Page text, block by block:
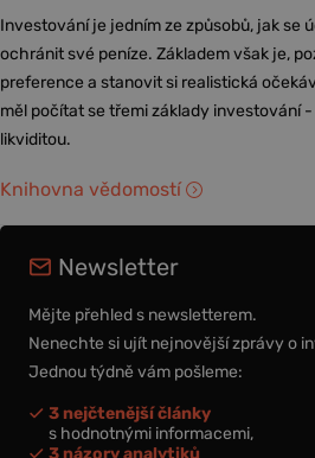
Investování je jedním ze způsobů, jak se
ochránit své peníze. Základem však je,
preference a stanovit si realistická
měl počítat se třemi základy investování
likviditou.
Knihovna vědomostí
Newsletter
Mějte přehled s newsletterem.
Nenechte si ujít nejnovější zprávy o
Jednou týdně vám pošleme:
3 nejčtenější články
s hodnotnými informacemi,
3 názory analytiků